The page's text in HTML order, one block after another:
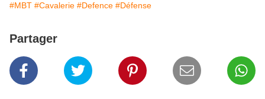
#MBT #Cavalerie #Defence #Défense
Partager